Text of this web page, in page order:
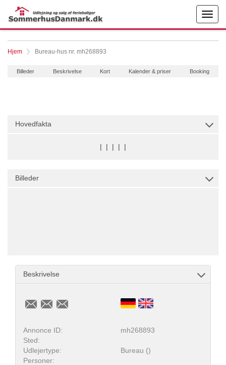
Hjem Bureau-hus nr. mh268893
Billeder Beskrivelse Kort Kalender & priser Booking
Hovedfakta
| | | | |
Billeder
Beskrivelse
Annonce ID:
mh268893
Sted:
Udlejertype:
Bureau ()
Personer: